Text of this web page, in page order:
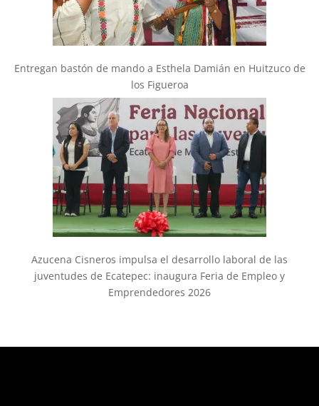
Entregan bastón de mando a Esthela Damián en Huitzuco de
los Figueroa
Azucena Cisneros impulsa el desarrollo laboral de las
juventudes de Ecatepec: inaugura Feria de Empleo y
Emprendedores 2026